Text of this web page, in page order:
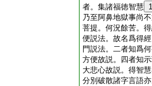
者。集諸福徳智慧
乃至阿鼻地獄事尚
菩提。何況餘苦。
便説法。故名爲得
門説法。二者知爲
方便故説。四者知
大悲心故説。得智
分別破散諸字言語